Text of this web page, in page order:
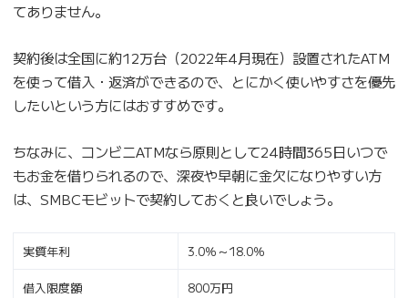
てありません。
契約後は全国に約12万台（2022年4月現在）設置されたATM
を使って借入・返済ができるので、とにかく使いやすさを優先
したいという方にはおすすめです。
ちなみに、コンビニATMなら原則として24時間365日いつで
もお金を借りられるので、深夜や早朝に金欠になりやすい方
は、SMBCモビットで契約しておくと良いでしょう。
実質年利 3.0％～18.0％
借入限度額 800万円